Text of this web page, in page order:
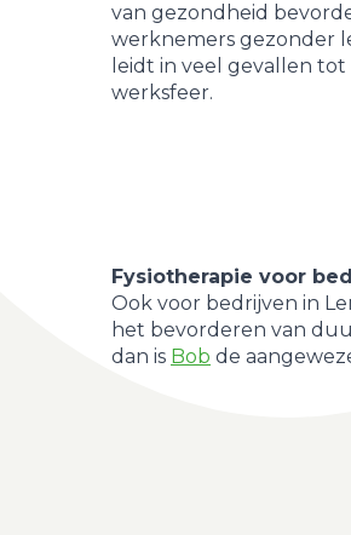
van gezondheid
werknemers gezonder
leidt in veel gevallen
werksfeer.
Fysiotherapie voor
Ook voor bedrijven in
het bevorderen van
dan is Bob de